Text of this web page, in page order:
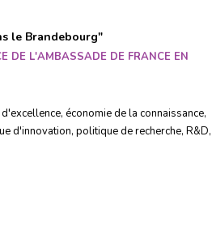
le Brandebourg"
DE L'AMBASSADE DE FRANCE EN
, économie de la connaissance,
d'innovation, politique de recherche, R&D,